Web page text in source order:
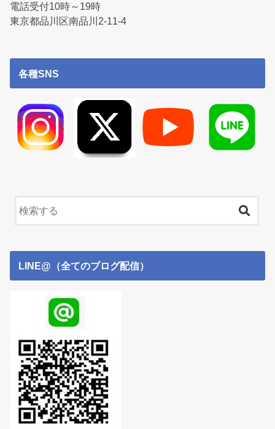
電話受付10時～19時
東京都品川区南品川2-11-4
各種SNS
LINE@（全てのブログ配信）